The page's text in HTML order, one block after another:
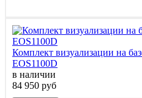
Комплект визуализации на
EOS1100D
в наличии
84 950 руб